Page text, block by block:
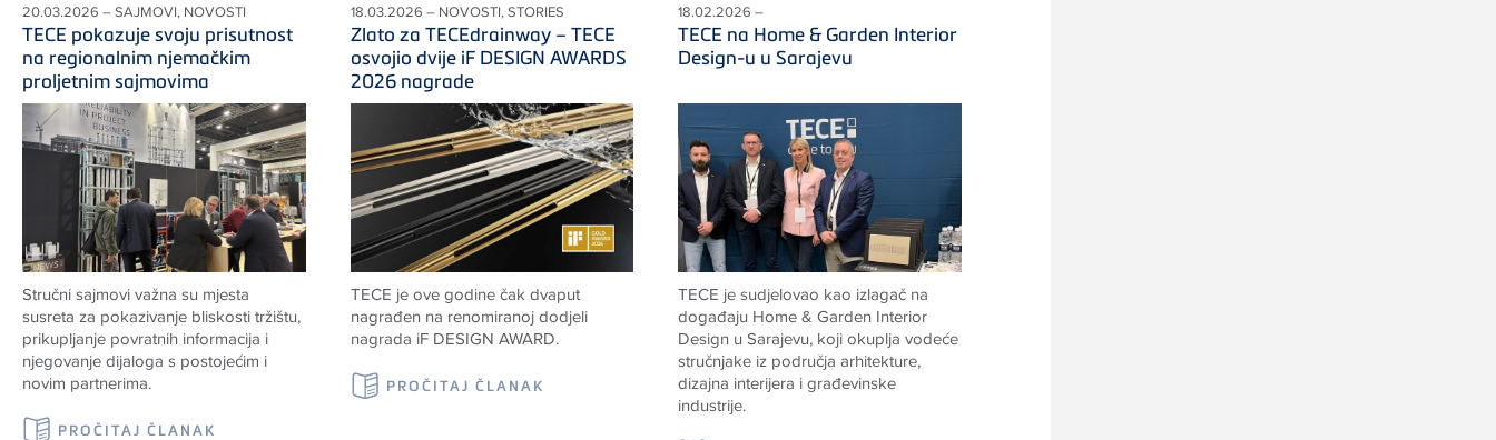
20.03.2026 – SAJMOVI, NOVOSTI
TECE pokazuje svoju prisutnost
na regionalnim njemačkim
proljetnim sajmovima
Stručni sajmovi važna su mjesta
susreta za pokazivanje bliskosti tržištu,
prikupljanje povratnih informacija i
njegovanje dijaloga s postojećim i
novim partnerima.
PROČITAJ ČLANAK
18.03.2026 – NOVOSTI, STORIES
Zlato za TECEdrainway – TECE
osvojio dvije iF DESIGN AWARDS
2026 nagrade
TECE je ove godine čak dvaput
nagrađen na renomiranoj dodjeli
nagrada iF DESIGN AWARD.
PROČITAJ ČLANAK
18.02.2026 –
TECE na Home & Garden Interior
Design-u u Sarajevu
TECE je sudjelovao kao izlagač na
događaju Home & Garden Interior
Design u Sarajevu, koji okuplja vodeće
stručnjake iz područja arhitekture,
dizajna interijera i građevinske
industrije.